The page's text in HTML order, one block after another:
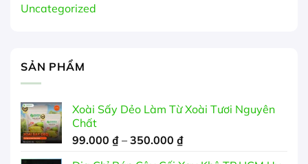
Uncategorized
SẢN PHẨM
Xoài Sấy Dẻo Làm Từ Xoài Tươi Nguyên
Chất
99.000 ₫ – 350.000 ₫Khoảng